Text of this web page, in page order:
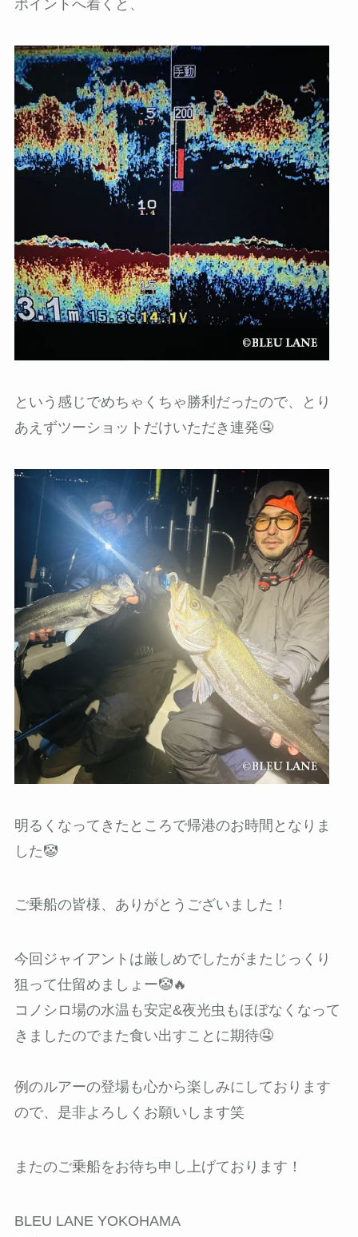
ポイントへ着くと、
という感じでめちゃくちゃ勝利だったので、とり
あえずツーショットだけいただき連発🤤
明るくなってきたところで帰港のお時間となりま
した🤡
ご乗船の皆様、ありがとうございました！
今回ジャイアントは厳しめでしたがまたじっくり
狙って仕留めましょー🤡🔥
コノシロ場の水温も安定&夜光虫もほぼなくなって
きましたのでまた食い出すことに期待🤤
例のルアーの登場も心から楽しみにしております
ので、是非よろしくお願いします笑
またのご乗船をお待ち申し上げております！
BLEU LANE YOKOHAMA